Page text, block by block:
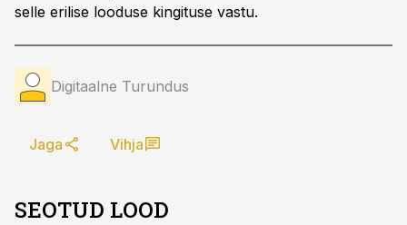
selle erilise looduse kingituse vastu.
Digitaalne Turundus
Jaga Vihja
SEOTUD LOOD